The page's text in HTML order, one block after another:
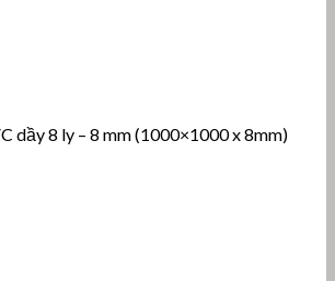
dầy 8 ly – 8 mm (1000×1000 x 8mm)